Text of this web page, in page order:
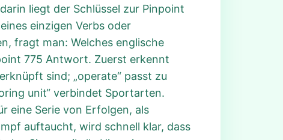
liegt der Schlüssel zur Pinpoint
einzigen Verbs oder
fragt man: Welches englische
775 Antwort. Zuerst erkennt
sind; „operate“ passt zu
unit“ verbindet Sportarten.
eine Serie von Erfolgen, als
auftaucht, wird schnell klar, dass